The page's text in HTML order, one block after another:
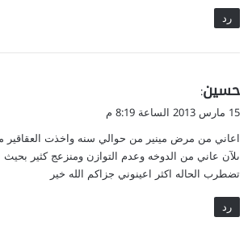
رد
ي
ق
ل
حسين:
15 مارس 2013 الساعة 8:19 م
اعاني من مرض مينير من حوالي سنه واخذت
ىلآن عاني من الدوخه وعدم التوازن ومنزعج كثير
تضطرب الحاله اكثر اعينوني جزاكم الله خير
رد